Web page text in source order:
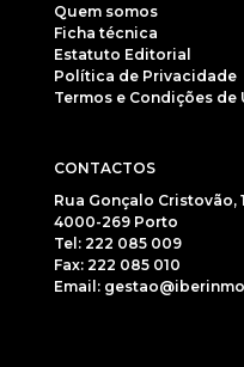
Quem somos
Ficha técnica
Estatuto Editorial
Política de Privacidade
Termos e Condições de
CONTACTOS
Rua Gonçalo Cristovão,
4000-269 Porto
Tel: 222 085 009
Fax: 222 085 010
Email: